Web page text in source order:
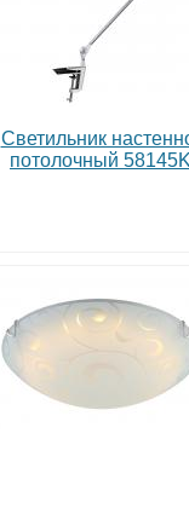
Светильник
потолочный